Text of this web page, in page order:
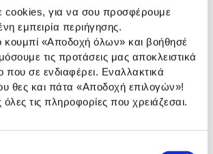
cookies, για να σου προσφέρουμε
εμπειρία περιήγησης.
κουμπί «Αποδοχή όλων» και βοήθησέ
τις προτάσεις μας αποκλειστικά
που σε ενδιαφέρει. Εναλλακτικά
θες και πάτα «Αποδοχή επιλογών»!
όλες τις πληροφορίες που χρειάζεσαι.
11 Τεμ.
C